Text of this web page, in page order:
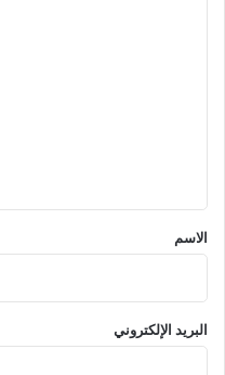
*
الاسم
البريد الإلكتروني